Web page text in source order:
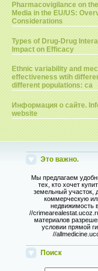
Pharmacovigilance on
Media in the EU/US:
Considerations
Types of Drug-Drug
Impact on Efficacy
Ethnic variability and
effectiveness wtih
different populations: ca
Информация о сайте.
website
Это важно.
Мы предлагаем
тех, кто хочет
земельный участок,
коммерческую
недвижимость
//
материалов
условии прямой
//
Поиск